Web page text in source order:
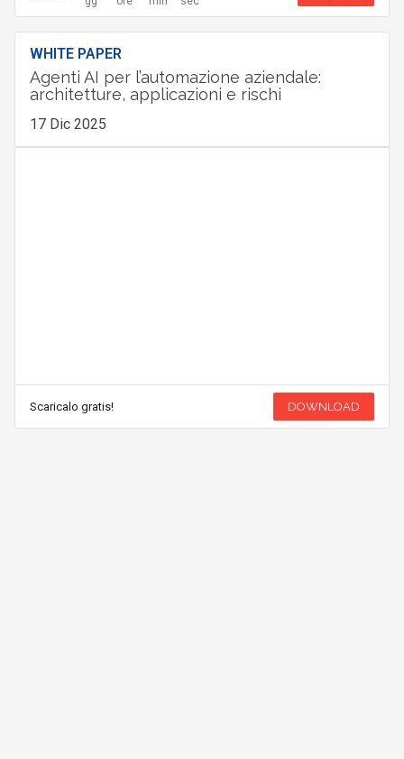
WHITE PAPER
Agenti AI per l’automazione aziendale:
architetture, applicazioni e rischi
17 Dic 2025
Scaricalo gratis! DOWNLOAD